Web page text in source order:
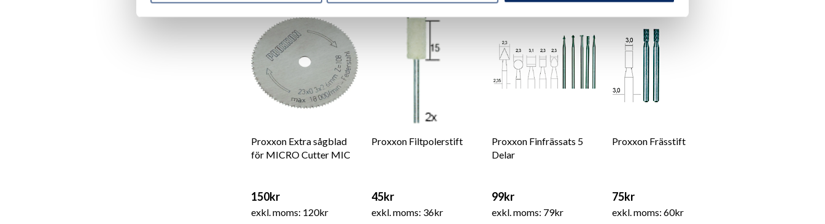
Proxxon Extra sågblad
för MICRO Cutter MIC
150kr
exkl. moms: 120kr
Proxxon Filtpolerstift
45kr
exkl. moms: 36kr
Proxxon Finfrässats 5
Delar
99kr
exkl. moms: 79kr
Proxxon Frässtift
75kr
exkl. moms: 60kr